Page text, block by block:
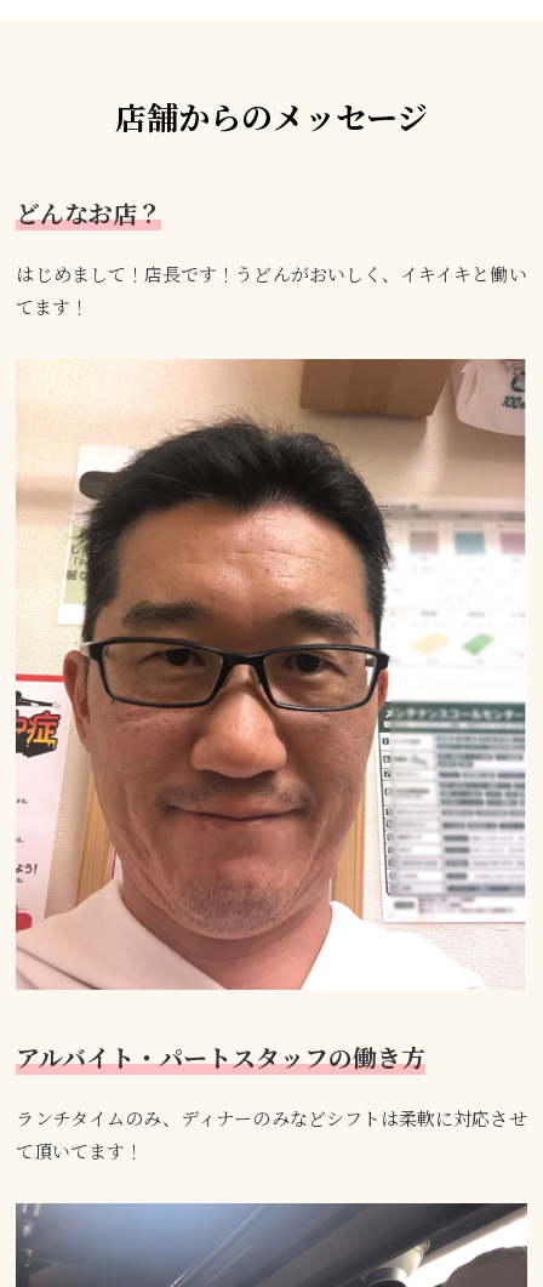
店舗からのメッセージ
どんなお店？
はじめまして！店長です！うどんがおいしく、イキイキと働い
てます！
アルバイト・パートスタッフの働き方
ランチタイムのみ、ディナーのみなどシフトは柔軟に対応させ
て頂いてます！